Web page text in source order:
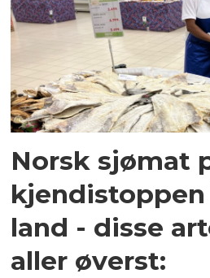
Norsk sjømat
land - disse
aller øverst: